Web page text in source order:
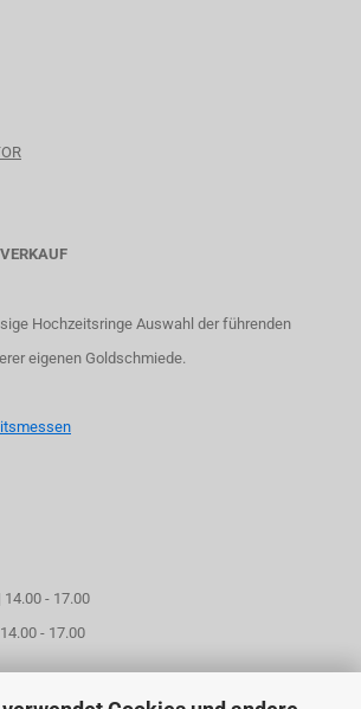
Hochzeitsringe Auswahl der führenden
eigenen Goldschmiede.
14.00 - 17.00
- 17.00